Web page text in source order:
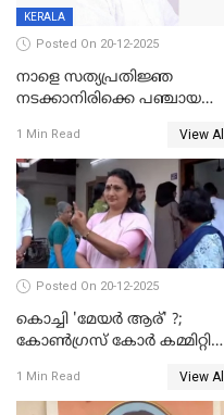
KERALA
Posted On 20-12-2025
നാളെ സത്യപ്രതിജ്ഞ
നടക്കാനിരിക്കെ പഞ്ചായത്ത്
1 Min Read View All
Posted On 20-12-2025
കൊച്ചി 'മേയർ ആര്' ?;
കോണ്‍ഗ്രസ് കോര്‍ കമ്മിറ്റി
1 Min Read View All